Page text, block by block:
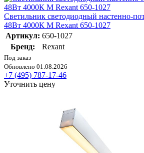
Светильник светодиодный настенно-
48Вт 4000К M Rexant 650-1027
Артикул: 650-1027
Бренд:
Rexant
Под заказ
Обновлено 01.08.2026
+7 (495) 787-17-46
Уточнить цену